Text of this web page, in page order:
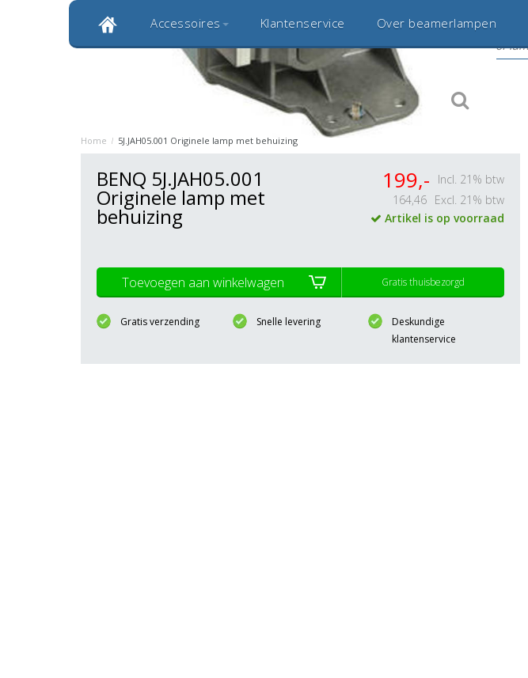
Klantbeoordeling 9,0
Bekijk alle 1000+ reviews
Accessoires Klantenservice Over beamerlampen
20 jaar betrouwbaar en ervaren
Home / 5J.JAH05.001 Originele lamp met behuizing
BENQ 5J.JAH05.001
Originele lamp met
behuizing
199,-
Incl. 21% btw
164,46 Excl. 21% btw
Artikel is op voorraad
Toevoegen aan winkelwagen Gratis thuisbezorgd
Gratis verzending Snelle levering
Deskundige
klantenservice